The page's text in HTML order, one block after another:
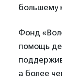
большему
Фонд
помощь
а более